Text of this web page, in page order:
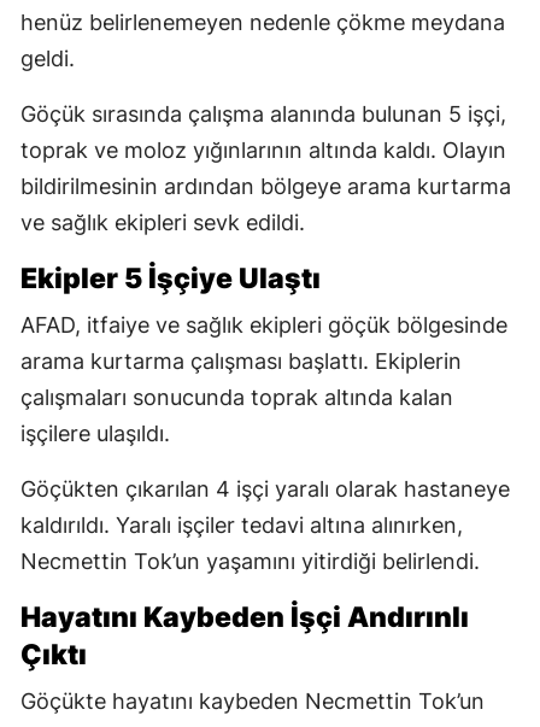
henüz belirlenemeyen nedenle çökme meydana
geldi.
Göçük sırasında çalışma alanında bulunan 5 işçi,
toprak ve moloz yığınlarının altında kaldı. Olayın
bildirilmesinin ardından bölgeye arama kurtarma
ve sağlık ekipleri sevk edildi.
Ekipler 5 İşçiye Ulaştı
AFAD, itfaiye ve sağlık ekipleri göçük bölgesinde
arama kurtarma çalışması başlattı. Ekiplerin
çalışmaları sonucunda toprak altında kalan
işçilere ulaşıldı.
Göçükten çıkarılan 4 işçi yaralı olarak hastaneye
kaldırıldı. Yaralı işçiler tedavi altına alınırken,
Necmettin Tok’un yaşamını yitirdiği belirlendi.
Hayatını Kaybeden İşçi Andırınlı
Çıktı
Göçükte hayatını kaybeden Necmettin Tok’un